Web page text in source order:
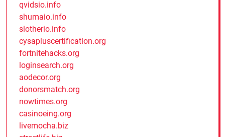
qvidsio.info
shumaio.info
slotherio.info
cysapluscertification.org
fortnitehacks.org
loginsearch.org
aodecor.org
donorsmatch.org
nowtimes.org
casinoeing.org
livemocha.biz